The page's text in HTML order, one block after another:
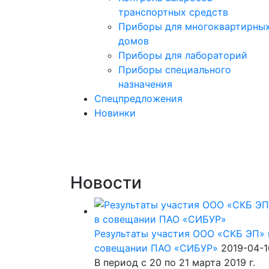
транспортных средств
Приборы для
домов
Приборы для лабораторий
Приборы специального
назначения
Спецпредложения
Новинки
Новости
Результаты участия ООО «СКБ ЭП»
совещании ПАО «СИБУР» 2019-04-
В период с 20 по 21 марта 2019 г.